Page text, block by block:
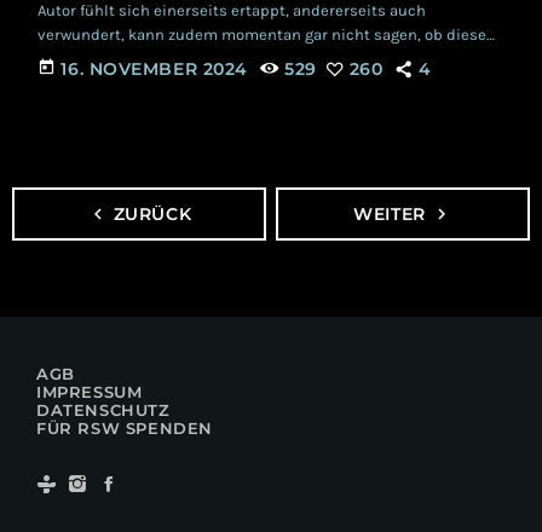
Autor fühlt sich einerseits ertappt, andererseits auch
verwundert, kann zudem momentan gar nicht sagen, ob diese
Erkenntnisse positiv oder negativ sind. Wie wohl nahezu jeder
hoch Musikinteressierte, war der Verfasser dieses Beitrages
today 16. NOVEMBER 2024 529 260 4
navigate_before ZURÜCK WEITER navigate_next
AGB
IMPRESSUM
DATENSCHUTZ
FÜR RSW SPENDEN